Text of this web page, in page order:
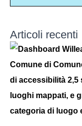
Articoli recenti